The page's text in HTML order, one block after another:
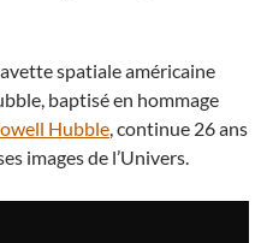
spatiale américaine
baptisé en hommage
Hubble, continue 26 ans
images de l’Univers.